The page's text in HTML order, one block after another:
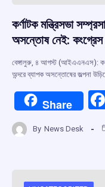
কর্ণাটক মন্ত্রিসভা
অসন্তোষ নেই: কংগ্রেস
বেঙ্গালুরু, ৪ আগস্ট (আইএএনএস):
অন্দরে ব্যাপক অসন্তোষের জল্পনা
Share
By News Desk